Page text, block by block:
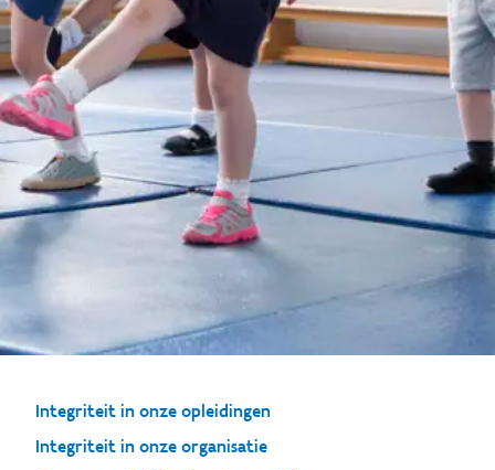
Integriteit in onze opleidingen
Integriteit in onze organisatie